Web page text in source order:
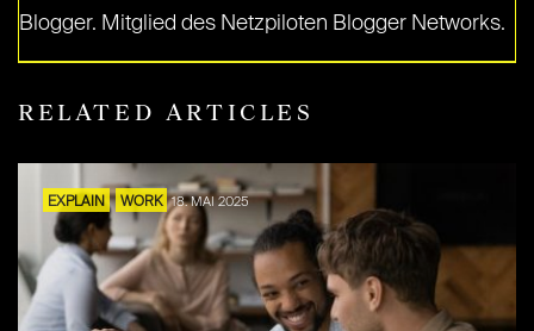
Blogger. Mitglied des Netzpiloten Blogger Networks.
RELATED ARTICLES
EXPLAIN WORK 18. MAI 2025